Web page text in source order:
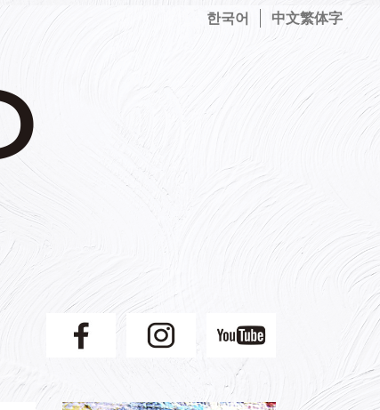
한국어 中文繁体字